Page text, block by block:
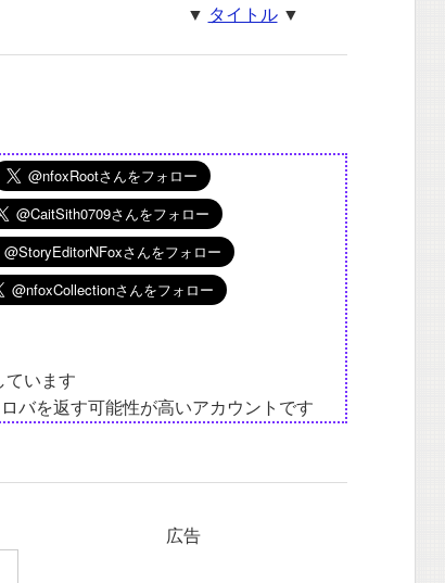
▼ タイトル▼
ています
バを返す可能性が高いアカウントです
広告